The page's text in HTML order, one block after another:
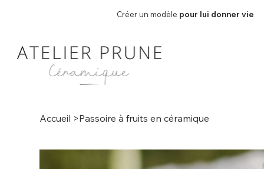
Créer un modèle pour lui donner vie
Accueil >Passoire à fruits en céramique